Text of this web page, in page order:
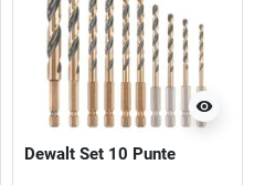
visibility
Dewalt Set 10 Punte